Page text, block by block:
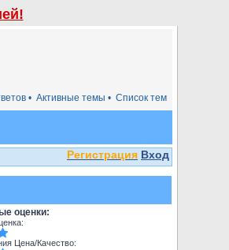
Список тем
Активные темы •
•
Регистрация Вход
оценки:
Цена/Качество: